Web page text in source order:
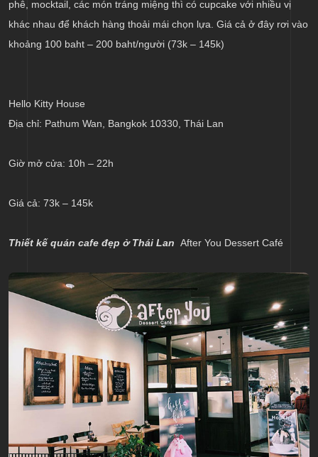
phê, mocktail, các món tráng miệng thì có cupcake với nhiều vị
khác nhau để khách hàng thoải mái chọn lựa. Giá cả ở đây rơi vào
khoảng 100 baht – 200 baht/người (73k – 145k)
Hello Kitty House
Địa chỉ: Pathum Wan, Bangkok 10330, Thái Lan
Giờ mở cửa: 10h – 22h
Giá cả: 73k – 145k
Thiết kế quán cafe đẹp ở Thái Lan After You Dessert Café